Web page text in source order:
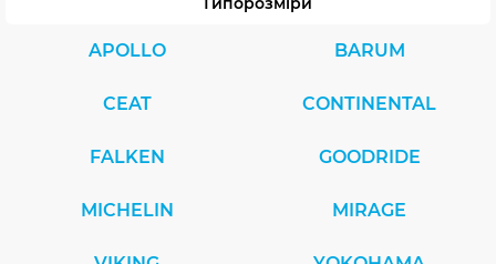
APOLLO BARUM
CEAT CONTINENTAL
FALKEN GOODRIDE
MICHELIN MIRAGE